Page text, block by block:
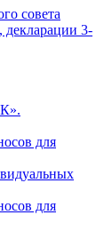
совета
3-
для
для